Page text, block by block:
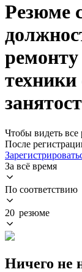
Резюме
техники
Чтобы видеть все
После
За всё время
По соответствию
20 резюме
Ничего не